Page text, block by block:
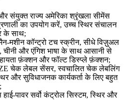
संयुक्त राज्य अमेरिका श्रृंखला सीमेंस
का उपयोग करें, उच्च स्थिर संचालन
के साथ;
मशीन कॉन्ट्रो टच स्क्रीन, सीधे विज़ुअल
और एंगिश भाषा के साथ आसानी से
फ़ंक्शन और फॉल्ट डिस्प्ले फ़ंक्शन;
चेक लेबल सेंसर, स्वचालित चेक लेबलिंग
और सुविधाजनक कार्यकर्ता के लिए बहुत
पावर सर्वो कंट्रोल सिस्टम, स्थिर और